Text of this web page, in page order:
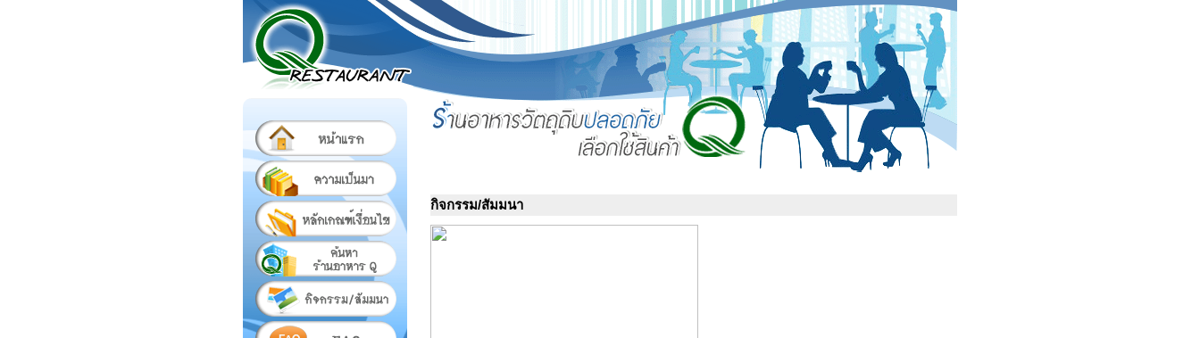
กิจกรรม/สัมมนา